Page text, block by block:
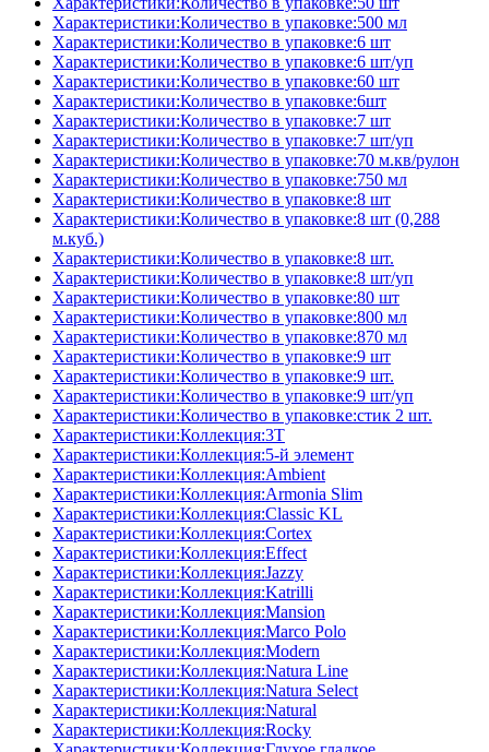
Характеристики:Количество в упаковке:500 мл
Характеристики:Количество в упаковке:6 шт
Характеристики:Количество в упаковке:6 шт/уп
Характеристики:Количество в упаковке:60 шт
Характеристики:Количество в упаковке:6шт
Характеристики:Количество в упаковке:7 шт
Характеристики:Количество в упаковке:7 шт/уп
Характеристики:Количество в упаковке:70 м.кв/рулон
Характеристики:Количество в упаковке:750 мл
Характеристики:Количество в упаковке:8 шт
Характеристики:Количество в упаковке:8 шт (0,288
м.куб.)
Характеристики:Количество в упаковке:8 шт.
Характеристики:Количество в упаковке:8 шт/уп
Характеристики:Количество в упаковке:80 шт
Характеристики:Количество в упаковке:800 мл
Характеристики:Количество в упаковке:870 мл
Характеристики:Количество в упаковке:9 шт
Характеристики:Количество в упаковке:9 шт.
Характеристики:Количество в упаковке:9 шт/уп
Характеристики:Количество в упаковке:стик 2 шт.
Характеристики:Коллекция:3T
Характеристики:Коллекция:5-й элемент
Характеристики:Коллекция:Ambient
Характеристики:Коллекция:Armonia Slim
Характеристики:Коллекция:Classic KL
Характеристики:Коллекция:Cortex
Характеристики:Коллекция:Effect
Характеристики:Коллекция:Jazzy
Характеристики:Коллекция:Katrilli
Характеристики:Коллекция:Mansion
Характеристики:Коллекция:Marco Polo
Характеристики:Коллекция:Modern
Характеристики:Коллекция:Natura Line
Характеристики:Коллекция:Natura Select
Характеристики:Коллекция:Natural
Характеристики:Коллекция:Rocky